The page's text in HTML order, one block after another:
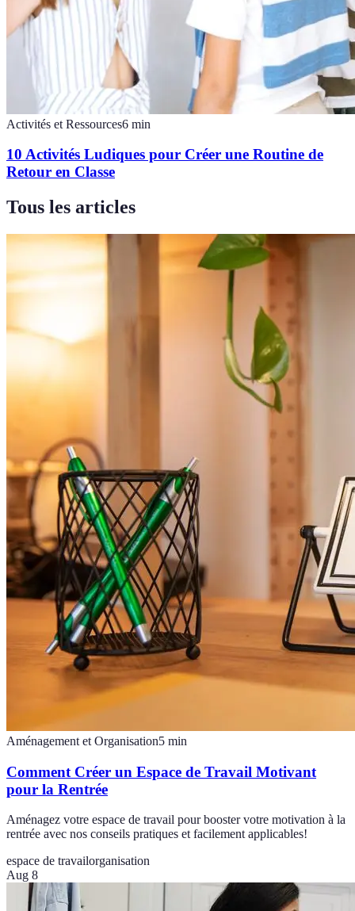
Activités et Ressources6 min
10 Activités Ludiques pour Créer une Routine de
Retour en Classe
Tous les articles
Aménagement et Organisation5 min
Comment Créer un Espace de Travail Motivant
pour la Rentrée
Aménagez votre espace de travail pour booster votre motivation à la
rentrée avec nos conseils pratiques et facilement applicables!
espace de travailorganisation
Aug 8